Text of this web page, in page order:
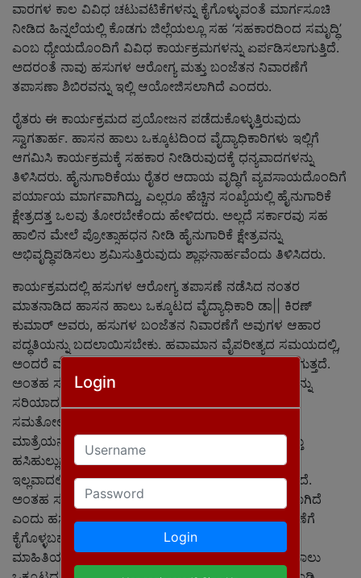
Login
Username
Password
Login
ವಾರಗಳ ಕಾಲ ವಿವಿಧ ಚಟುವಟಿಕೆಗಳನ್ನು ಕೈಗೊಳ್ಳುವಂತೆ ಮಾರ್ಗಸೂಚಿ
ನೀಡಿದ ಹಿನ್ನಲೆಯಲ್ಲಿ ಕೊಡಗು ಜಿಲ್ಲೆಯಲ್ಲೂ ಸಹ ‘ಸಹಕಾರದಿಂದ ಸಮೃದ್ಧಿ’
ಎಂಬ ಧ್ಯೇಯದೊಂದಿಗೆ ವಿವಿಧ ಕಾರ್ಯಕ್ರಮಗಳನ್ನು ಏರ್ಪಡಿಸಲಾಗುತ್ತಿದೆ.
ಅದರಂತೆ ನಾವು ಹಸುಗಳ ಆರೋಗ್ಯ ಮತ್ತು ಬಂಜೆತನ ನಿವಾರಣೆಗೆ
ತಪಾಸಣಾ ಶಿಬಿರವನ್ನು ಇಲ್ಲಿ ಆಯೋಜಿಸಲಾಗಿದೆ ಎಂದರು.
ರೈತರು ಈ ಕಾರ್ಯಕ್ರಮದ ಪ್ರಯೋಜನ ಪಡೆದುಕೊಳ್ಳುತ್ತಿರುವುದು
ಸ್ವಾಗತಾರ್ಹ. ಹಾಸನ ಹಾಲು ಒಕ್ಕೂಟದಿಂದ ವೈದ್ಯಾಧಿಕಾರಿಗಳು ಇಲ್ಲಿಗೆ
ಆಗಮಿಸಿ ಕಾರ್ಯಕ್ರಮಕ್ಕೆ ಸಹಕಾರ ನೀಡಿರುವುದಕ್ಕೆ ಧನ್ಯವಾದಗಳನ್ನು
ತಿಳಿಸಿದರು. ಹೈನುಗಾರಿಕೆಯು ರೈತರ ಆದಾಯ ವೃದ್ಧಿಗೆ ವ್ಯವಸಾಯದೊಂದಿಗೆ
ಪರ್ಯಾಯ ಮಾರ್ಗವಾಗಿದ್ದು, ಎಲ್ಲರೂ ಹೆಚ್ಚಿನ ಸಂಖ್ಯೆಯಲ್ಲಿ ಹೈನುಗಾರಿಕೆ
ಕ್ಷೇತ್ರದತ್ತ ಒಲವು ತೋರಬೇಕೆಂದು ಹೇಳಿದರು. ಅಲ್ಲದೆ ಸರ್ಕಾರವು ಸಹ
ಹಾಲಿನ ಮೇಲೆ ಪ್ರೋತ್ಸಾಹಧನ ನೀಡಿ ಹೈನುಗಾರಿಕೆ ಕ್ಷೇತ್ರವನ್ನು
ಅಭಿವೃದ್ಧಿಪಡಿಸಲು ಶ್ರಮಿಸುತ್ತಿರುವುದು ಶ್ಲಾಘನಾರ್ಹವೆಂದು ತಿಳಿಸಿದರು.
ಕಾರ್ಯಕ್ರಮದಲ್ಲಿ ಹಸುಗಳ ಆರೋಗ್ಯ ತಪಾಸಣೆ ನಡೆಸಿದ ನಂತರ
ಮಾತನಾಡಿದ ಹಾಸನ ಹಾಲು ಒಕ್ಕೂಟದ ವೈದ್ಯಾಧಿಕಾರಿ ಡಾ|| ಕಿರಣ್
ಕುಮಾರ್ ಅವರು, ಹಸುಗಳ ಬಂಜೆತನ ನಿವಾರಣೆಗೆ ಅವುಗಳ ಆಹಾರ
ಪದ್ಧತಿಯನ್ನು ಬದಲಾಯಿಸಬೇಕು. ಹವಾಮಾನ ವೈಪರೀತ್ಯದ ಸಮಯದಲ್ಲಿ,
ಅಂದರೆ ಮಳೆಗಾಲದಲ್ಲಿ ಹೆಚ್ಚಾಗಿ ಹಾಲಿನಲ್ಲಿ ನೀರಿನ ಅಂಶ ಹೆಚ್ಚಾಗುತ್ತದೆ.
ಅಂತಹ ಸಮಯದಲ್ಲಿ ಡೈರಿ ಫೀಡ್ ಮತ್ತು ಮಿನರಲ್ ಮಿಶ್ರಣಗಳನ್ನು
ಸರಿಯಾದ ಪ್ರಮಾಣದಲ್ಲಿ ನೀಡಿದಲ್ಲಿ ಹಾಲಿನಲ್ಲಿ ನೀರಿನ ಅಂಶ
ಸಮತೋಲನಕ್ಕೆ ಬರುತ್ತದೆ. ಅಂತೆಯೆ ಹಸುಗಳಿಗೆ ಜಂತುಹುಳು
ಮಾತ್ರೆಯನ್ನು ೪-೬ ತಿಂಗಳಿಗೊಮ್ಮೆ ನೀಡಬೇಕು. ಒಣಹುಲ್ಲು ಮತ್ತು
ಹಸಿಹುಲ್ಲುಗಳನ್ನು ನೀಡಬೇಕು. ಕೊಟ್ಟಿಗೆಯನ್ನು ಸ್ವಚ್ಚವಾಗಿಡಬೇಕು.
ಇಲ್ಲವಾದಲ್ಲಿ ಕೆಚ್ಚಲ ಬಾವು ರೋಗ ಉಂಟಾಗುವ ಅಪಾಯವಿರುತ್ತದೆ.
ಅಂತಹ ಸಂದರ್ಭಕ್ಕೂ ಸಹ ಕೆಲವು ಔಷಧಿಗಳನ್ನು ಬಳಸಬಹುದಾಗಿದೆ
ಎಂದು ಹಸುಗಳ ಆರೋಗ್ಯ ಹಾಗೂ ಅವುಗಳ ಬಂಜೆತನ ನಿವಾರಣೆಗೆ
ಕೈಗೊಳ್ಳಬಹುದಾದ ಮುಂಜಾಗ್ರತಾ ಕ್ರಮಗಳ ಕುರಿತು ಪೂರ್ಣ
ಮಾಹಿತಿಯನ್ನು ನೀಡಿದರು. ಮತ್ತೋರ್ವ ಅತಿಥಿಗಳಾದ ಹಾಸನ ಹಾಲು